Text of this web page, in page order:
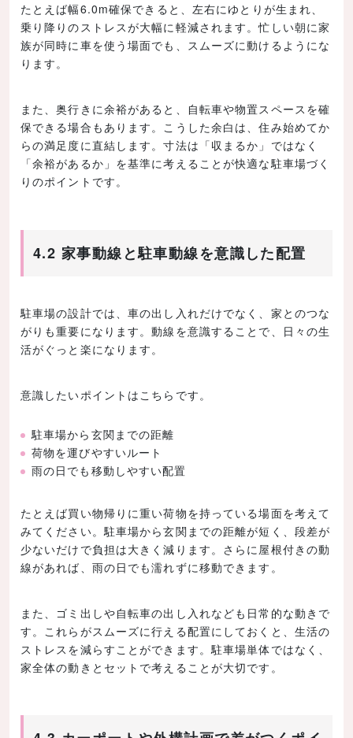
たとえば幅6.0m確保できると、左右にゆとりが生まれ、
乗り降りのストレスが大幅に軽減されます。忙しい朝に家
族が同時に車を使う場面でも、スムーズに動けるようにな
ります。
また、奥行きに余裕があると、自転車や物置スペースを確
保できる場合もあります。こうした余白は、住み始めてか
らの満足度に直結します。寸法は「収まるか」ではなく
「余裕があるか」を基準に考えることが快適な駐車場づく
りのポイントです。
4.2 家事動線と駐車動線を意識した配置
駐車場の設計では、車の出し入れだけでなく、家とのつな
がりも重要になります。動線を意識することで、日々の生
活がぐっと楽になります。
意識したいポイントはこちらです。
駐車場から玄関までの距離
荷物を運びやすいルート
雨の日でも移動しやすい配置
たとえば買い物帰りに重い荷物を持っている場面を考えて
みてください。駐車場から玄関までの距離が短く、段差が
少ないだけで負担は大きく減ります。さらに屋根付きの動
線があれば、雨の日でも濡れずに移動できます。
また、ゴミ出しや自転車の出し入れなども日常的な動きで
す。これらがスムーズに行える配置にしておくと、生活の
ストレスを減らすことができます。駐車場単体ではなく、
家全体の動きとセットで考えることが大切です。